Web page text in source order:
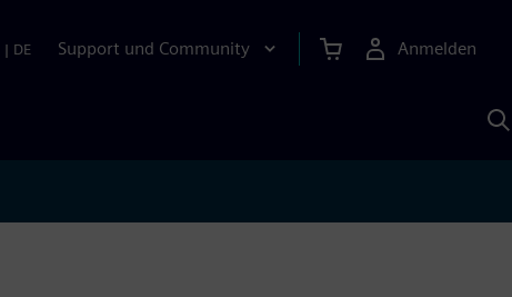
| DE Support und Community Anmelden
KI